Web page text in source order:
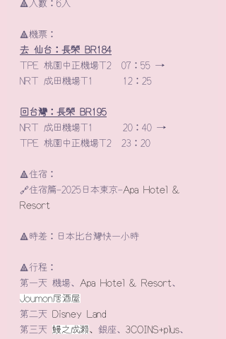
🔺人數：6人
🔺機票：
去 仙台：長榮 BR184
TPE 桃園中正機場T2  07：55 →
NRT 成田機場T1      12：25
回台灣：長榮 BR195
NRT 成田機場T1      20：40 →
TPE 桃園中正機場T2  23：20
🔺住宿：
🔗住宿篇-2025日本東京-Apa Hotel &
Resort
🔺時差：日本比台灣快一小時
🔺行程：
第一天 機場、 Apa Hotel & Resort、
Joumon居酒屋
第二天 Disney Land
第三天 鰻之成瀨、 銀座、 3COINS+plus、